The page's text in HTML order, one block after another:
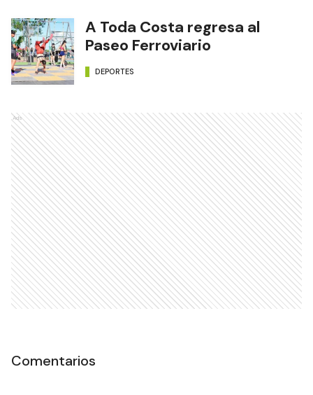
A Toda Costa regresa al
Paseo Ferroviario
DEPORTES
Ads
Comentarios